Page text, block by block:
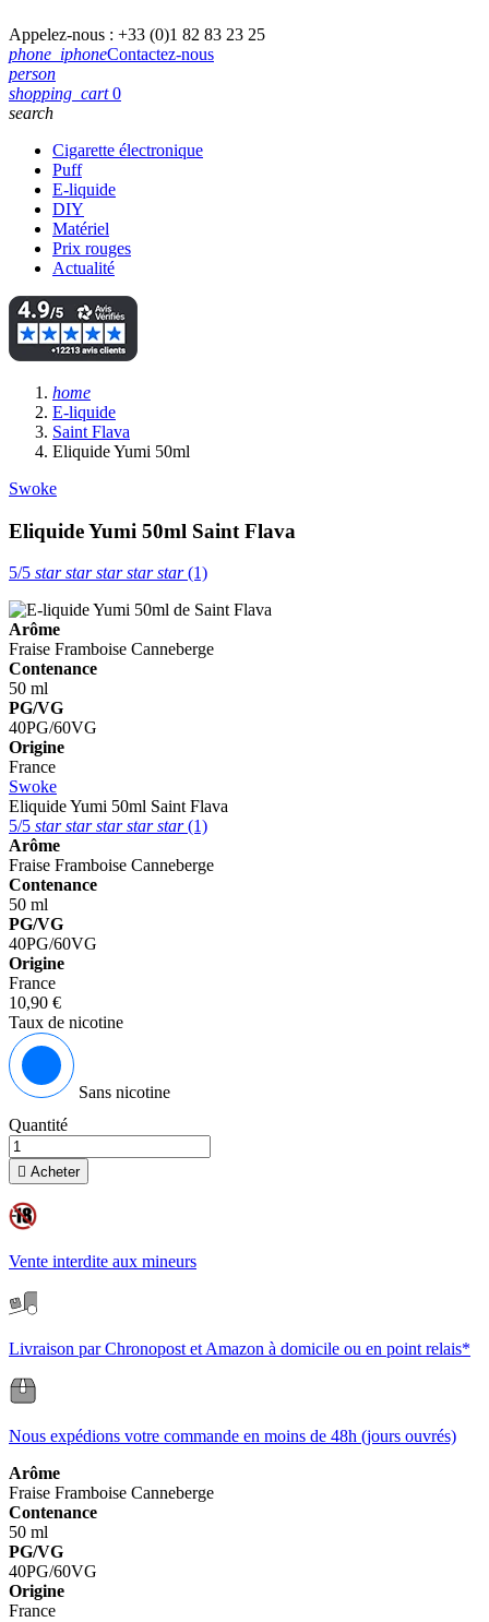
Appelez-nous : +33 (0)1 82 83 23 25
phone_iphoneContactez-nous
person
shopping_cart 0
search
Cigarette électronique
Puff
E-liquide
DIY
Matériel
Prix rouges
Actualité
home
E-liquide
Saint Flava
Eliquide Yumi 50ml
Swoke
Eliquide Yumi 50ml Saint Flava
5/5 starstarstarstarstar(1)
Arôme
Fraise Framboise Canneberge
Contenance
50 ml
PG/VG
40PG/60VG
Origine
France
Swoke
Eliquide Yumi 50ml Saint Flava
5/5 starstarstarstarstar(1)
Arôme
Fraise Framboise Canneberge
Contenance
50 ml
PG/VG
40PG/60VG
Origine
France
10,90 €
Taux de nicotine
Sans nicotine
Quantité
 Acheter
Vente interdite aux mineurs
Livraison par Chronopost et Amazon à domicile ou en point relais*
Nous expédions votre commande en moins de 48h (jours ouvrés)
Arôme
Fraise Framboise Canneberge
Contenance
50 ml
PG/VG
40PG/60VG
Origine
France